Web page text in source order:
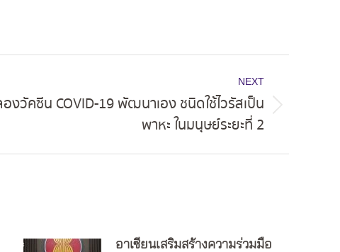
NEXT
งวัคซีน COVID-19 พัฒนาเอง ชนิดใช้ไวรัสเป็น
พาหะ ในมนุษย์ระยะที่ 2
อาเซียนเสริมสร้างความร่วมมือ